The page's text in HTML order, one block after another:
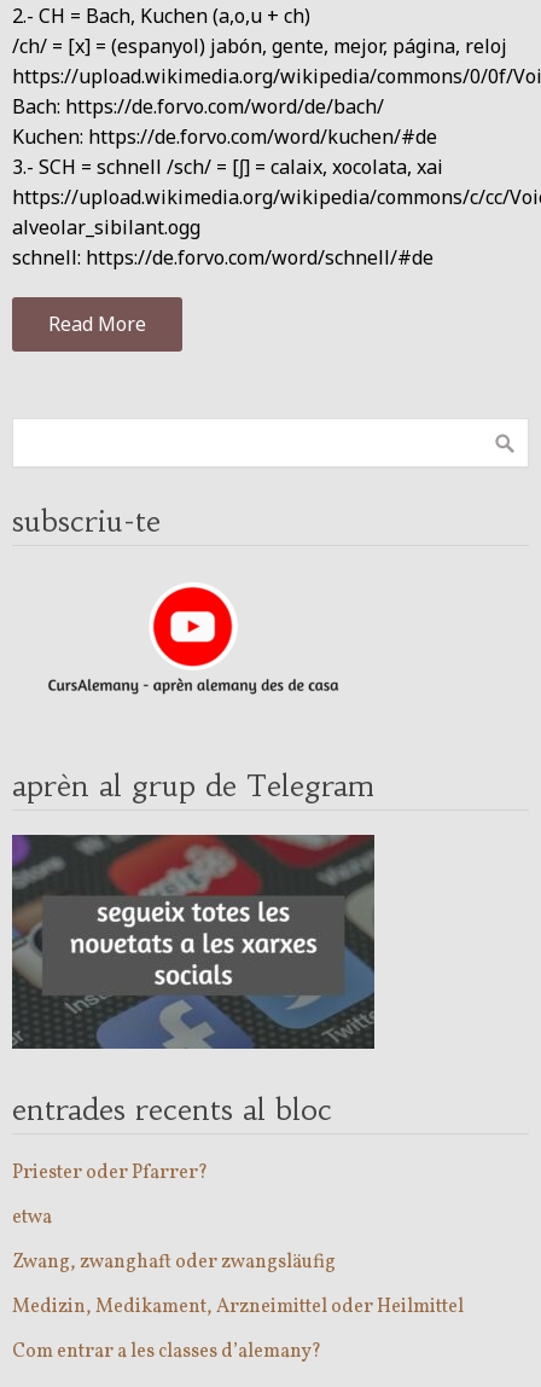
2.- CH = Bach, Kuchen (a,o,u + ch)
/ch/ = [x] = (espanyol) jabón, gente, mejor, página, reloj
https://upload.wikimedia.org/wikipedia/commons/0/0f/
Bach: https://de.forvo.com/word/de/bach/
Kuchen: https://de.forvo.com/word/kuchen/#de
3.- SCH = schnell /sch/ = [ʃ] = calaix, xocolata, xai
https://upload.wikimedia.org/wikipedia/commons/c/cc/
alveolar_sibilant.ogg
schnell: https://de.forvo.com/word/schnell/#de
Read More
subscriu-te
aprèn al grup de Telegram
entrades recents al bloc
Priester oder Pfarrer?
etwa
Zwang, zwanghaft oder zwangsläufig
Medizin, Medikament, Arzneimittel oder Heilmittel
Com entrar a les classes d’alemany?